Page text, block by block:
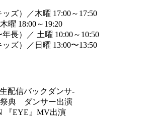
ズ）／木曜 17:00～17:50
曜 18:00～19:20
長）／ 土曜 10:00～10:50
ズ）／日曜 13:00〜13:50
生配信バックダンサ-
祭典 ダンサー出演
『EYE』MV出演